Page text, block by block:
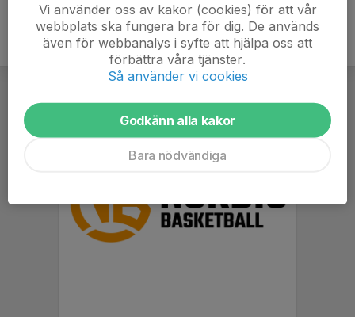
Vi använder oss av kakor (cookies) för att vår
webbplats ska fungera bra för dig. De används
även för webbanalys i syfte att hjälpa oss att
förbättra våra tjänster.
Så använder vi cookies
Godkänn alla kakor
Bara nödvändiga